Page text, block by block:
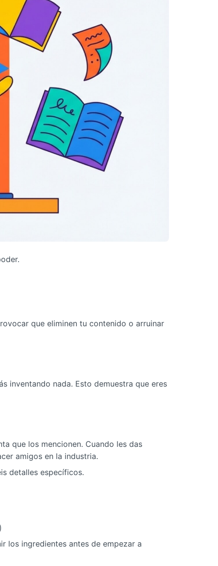
que eliminen tu contenido o arruinar
inventando nada. Esto demuestra que eres
que los mencionen. Cuando les das
amigos en la industria.
detalles específicos.
)
los ingredientes antes de empezar a